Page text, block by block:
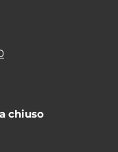
chiuso